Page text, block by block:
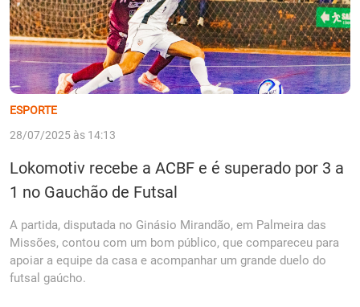
ESPORTE
28/07/2025 às 14:13
Lokomotiv recebe a ACBF e é superado por 3 a
1 no Gauchão de Futsal
A partida, disputada no Ginásio Mirandão, em Palmeira das
Missões, contou com um bom público, que compareceu para
apoiar a equipe da casa e acompanhar um grande duelo do
futsal gaúcho.